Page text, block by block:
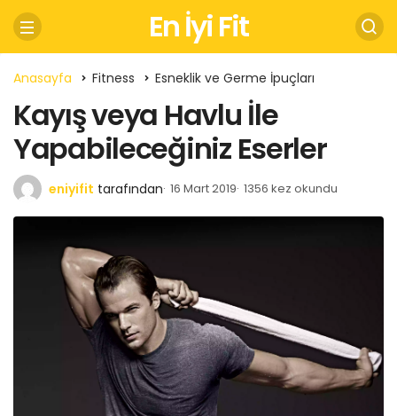
En İyi Fit
Anasayfa Fitness Esneklik ve Germe İpuçları
Kayış veya Havlu İle
Yapabileceğiniz Eserler
eniyifit tarafından 16 Mart 2019 1356 kez okundu